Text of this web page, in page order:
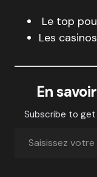
Le top
Les
En
Subscribe to